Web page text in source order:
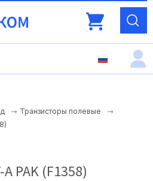
Транзисторы полевые
PAK (F1358)